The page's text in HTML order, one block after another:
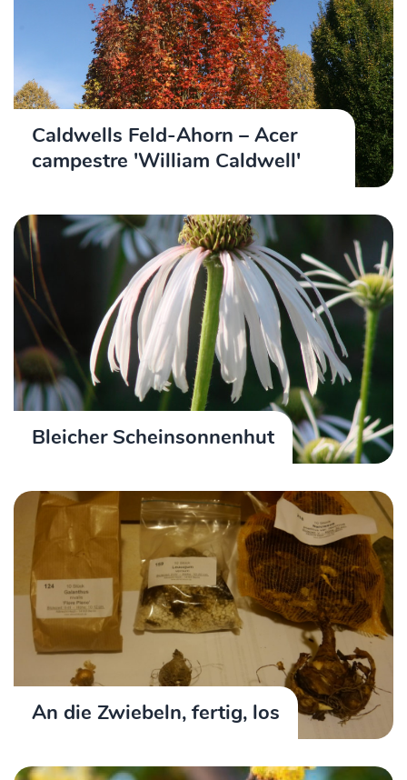
Caldwells Feld-Ahorn – Acer
campestre 'William Caldwell'
Bleicher Scheinsonnenhut
An die Zwiebeln, fertig, los